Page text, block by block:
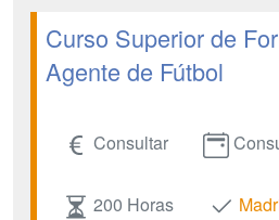
Curso Superior de
Agente de Fútbol
Consultar
200 Horas